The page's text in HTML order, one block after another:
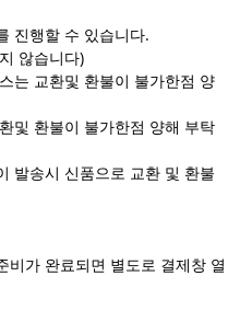
진행할 수 있습니다.
않습니다)
는 교환및 환불이 불가한점 양
및 환불이 불가한점 양해 부탁
발송시 신품으로 교환 및 환불
가 완료되면 별도로 결제창 열